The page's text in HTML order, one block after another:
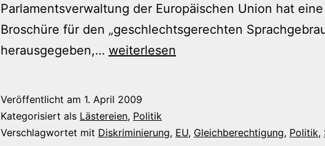
Parlamentsverwaltung der Europäischen Union hat eine
Broschüre für den „geschlechtsgerechten
herausgegeben,… BeschEUert…
weiterlesen
Veröffentlicht am 1. April 2009
Kategorisiert als Lästereien, Politik
Verschlagwortet mit Diskriminierung, EU, Gleichberechtigung, Politik,